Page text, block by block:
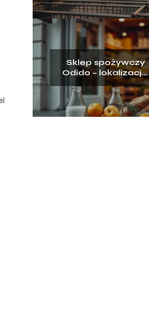
Sklep spożywczy
Odido – lokalizacja,
oferta, godziny
otwarcia